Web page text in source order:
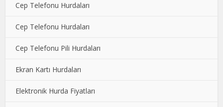
Cep Telefonu Hurdaları
Cep Telefonu Hurdaları
Cep Telefonu Pili Hurdaları
Ekran Kartı Hurdaları
Elektronik Hurda Fiyatları